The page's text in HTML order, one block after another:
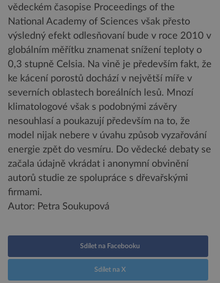
vědeckém časopise Proceedings of the
National Academy of Sciences však přesto
výsledný efekt odlesňovaní bude v roce 2010 v
globálním měřítku znamenat snížení teploty o
0,3 stupně Celsia. Na vině je především fakt, že
ke kácení porostů dochází v největší míře v
severních oblastech boreálních lesů. Mnozí
klimatologové však s podobnými závěry
nesouhlasí a poukazují především na to, že
model nijak nebere v úvahu způsob vyzařování
energie zpět do vesmíru. Do vědecké debaty se
začala údajně vkrádat i anonymní obvinění
autorů studie ze spolupráce s dřevařskými
firmami.
Autor: Petra Soukupová
Sdílet na Facebooku
Sdílet na X